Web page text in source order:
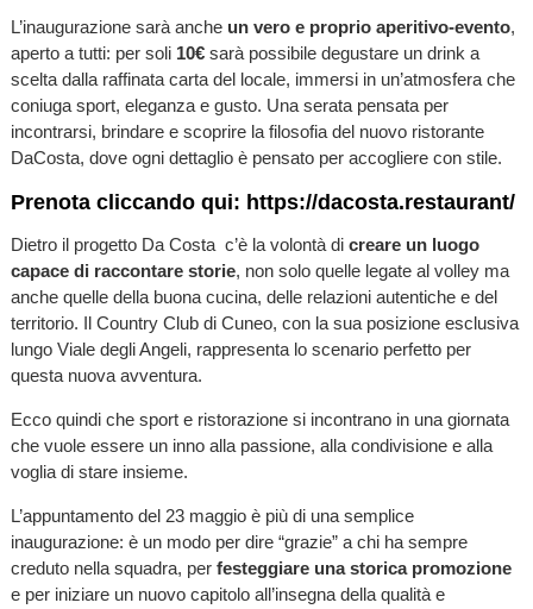
L’inaugurazione sarà anche un vero e proprio aperitivo-evento,
aperto a tutti: per soli 10€sarà possibile degustare un drink a
scelta dalla raffinata carta del locale, immersi in un’atmosfera che
coniuga sport, eleganza e gusto. Una serata pensata per
incontrarsi, brindare e scoprire la filosofia del nuovo ristorante
DaCosta, dove ogni dettaglio è pensato per accogliere con stile.
Prenota cliccando qui: https://dacosta.restaurant/
Dietro il progetto Da Costa c’è la volontà di creare un luogo
capace di raccontare storie, non solo quelle legate al volley ma
anche quelle della buona cucina, delle relazioni autentiche e del
territorio. Il Country Club di Cuneo, con la sua posizione esclusiva
lungo Viale degli Angeli, rappresenta lo scenario perfetto per
questa nuova avventura.
Ecco quindi che sport e ristorazione si incontrano in una giornata
che vuole essere un inno alla passione, alla condivisione e alla
voglia di stare insieme.
L’appuntamento del 23 maggio è più di una semplice
inaugurazione: è un modo per dire “grazie” a chi ha sempre
creduto nella squadra, per festeggiare una storica promozione
e per iniziare un nuovo capitolo all’insegna della qualità e